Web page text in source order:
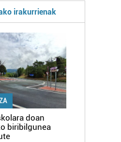
irakurrienak
doan
biribilgunea